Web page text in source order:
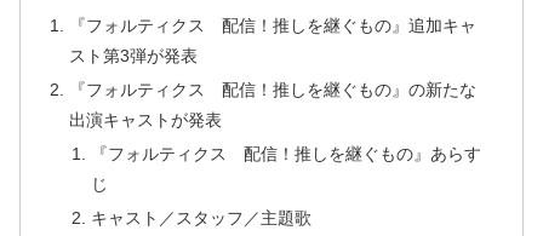
『フォルティクス 配信！推しを継ぐもの』追加キャ
スト第3弾が発表
『フォルティクス 配信！推しを継ぐもの』の新たな
出演キャストが発表
『フォルティクス 配信！推しを継ぐもの』あらす
じ
キャスト／スタッフ／主題歌